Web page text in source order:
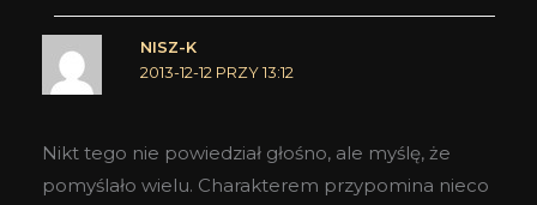
NISZ-K
2013-12-12 PRZY 13:12
Nikt tego nie powiedział głośno, ale myślę, że
pomyślało wielu. Charakterem przypomina nieco